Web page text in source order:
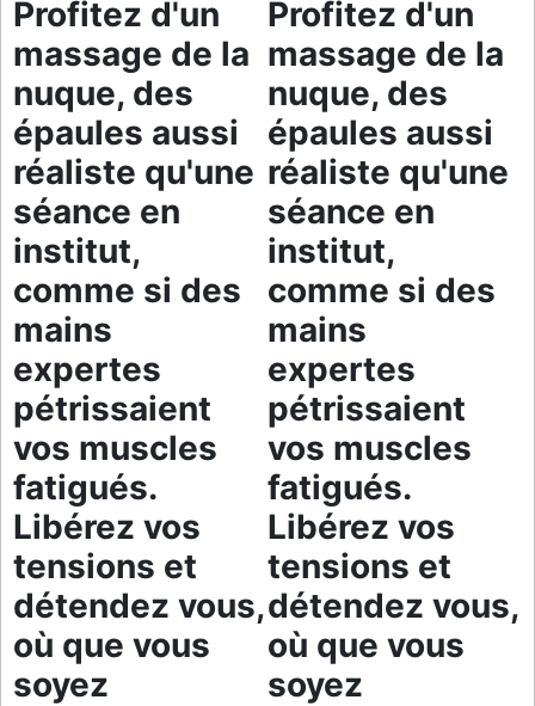
Profitez d'un
massage de la
nuque, des
épaules aussi
réaliste qu'une
séance en
institut,
comme si des
mains
expertes
pétrissaient
vos muscles
fatigués.
Libérez vos
tensions et
détendez vous,
où que vous
soyez
Profitez d'un
massage de la
nuque, des
épaules aussi
réaliste qu'une
séance en
institut,
comme si des
mains
expertes
pétrissaient
vos muscles
fatigués.
Libérez vos
tensions et
détendez vous,
où que vous
soyez